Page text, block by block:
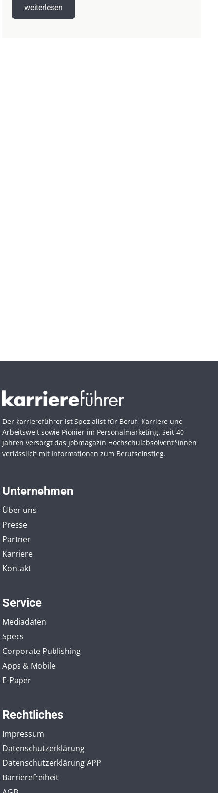
weiterlesen
Der karriereführer ist Spezialist für Beruf, Karriere und
Arbeitswelt sowie Pionier im Personal­marketing. Seit 40
Jahren versorgt das Jobmagazin Hochschul­absolvent*innen
verlässlich mit Informationen zum Berufseinstieg.
Unternehmen
Über uns
Presse
Partner
Karriere
Kontakt
Service
Mediadaten
Specs
Corporate Publishing
Apps & Mobile
E-Paper
Rechtliches
Impressum
Datenschutzerklärung
Datenschutzerklärung APP
Barrierefreiheit